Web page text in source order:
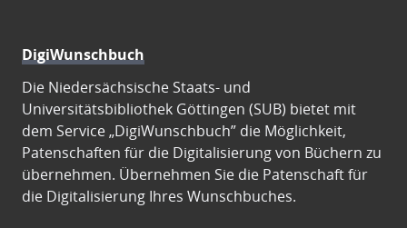
DigiWunschbuch
Die Niedersächsische Staats- und
Universitätsbibliothek Göttingen (SUB) bietet mit
dem Service „DigiWunschbuch” die Möglichkeit,
Patenschaften für die Digitalisierung von Büchern zu
übernehmen. Übernehmen Sie die Patenschaft für
die Digitalisierung Ihres Wunschbuches.